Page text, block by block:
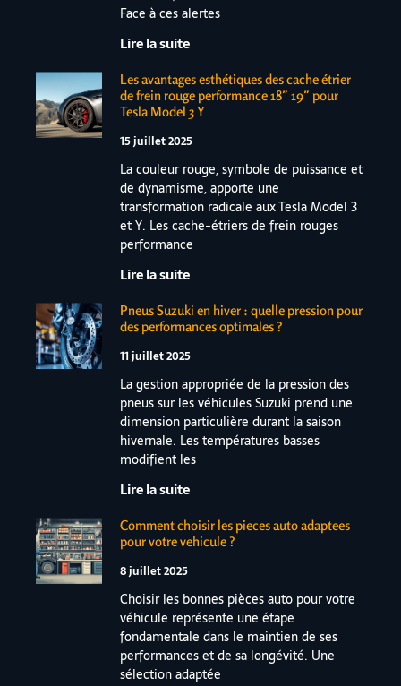
Face à ces alertes
Lire la suite
Les avantages esthétiques des cache étrier
de frein rouge performance 18″ 19″ pour
Tesla Model 3 Y
15 juillet 2025
La couleur rouge, symbole de puissance et
de dynamisme, apporte une
transformation radicale aux Tesla Model 3
et Y. Les cache-étriers de frein rouges
performance
Lire la suite
Pneus Suzuki en hiver : quelle pression pour
des performances optimales ?
11 juillet 2025
La gestion appropriée de la pression des
pneus sur les véhicules Suzuki prend une
dimension particulière durant la saison
hivernale. Les températures basses
modifient les
Lire la suite
Comment choisir les pieces auto adaptees
pour votre vehicule ?
8 juillet 2025
Choisir les bonnes pièces auto pour votre
véhicule représente une étape
fondamentale dans le maintien de ses
performances et de sa longévité. Une
sélection adaptée